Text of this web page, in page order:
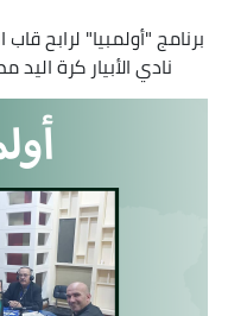
برنامج "أولمبيا" لرابح
نادي الأبيار كرة